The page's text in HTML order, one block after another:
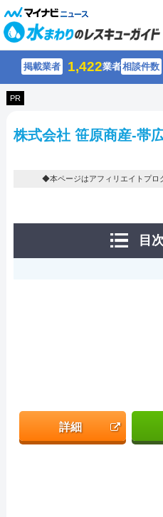
掲載業者 1,422業者相談件数
PR
株式会社 笹原商産-帯
◆本ページはアフィリエイトプロ
目
詳細